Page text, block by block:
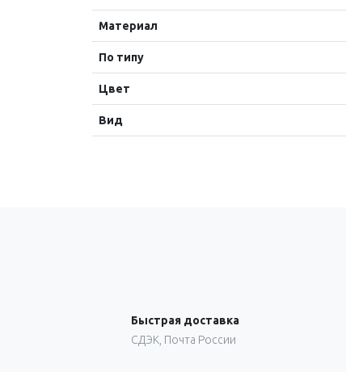
Материал
По типу
Цвет
Вид
Быстрая доставка
СДЭК, Почта России